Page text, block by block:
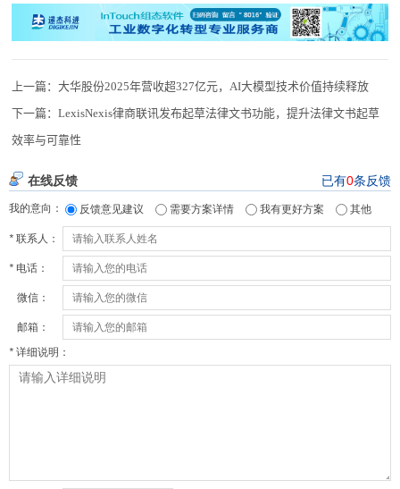
上一篇：大华股份2025年营收超327亿元，AI大模型技术价值持续释放
下一篇：LexisNexis律商联讯发布起草法律文书功能，提升法律文书起草
效率与可靠性